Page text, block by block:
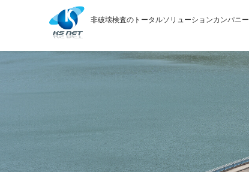
非破壊検査のトータルソリューションカンパニー